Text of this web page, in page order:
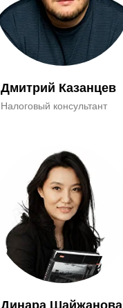
Дмитрий Казанцев
Налоговый консультант
Динара Шайжанова